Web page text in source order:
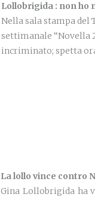
Lollobrigida : non ho
Nella sala stampa del
settimanale “Novella
incriminato; spetta
La lollo vince contro
Gina Lollobrigida ha